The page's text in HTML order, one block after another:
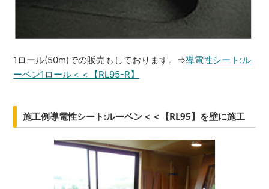
1ロール(50m)での販売もしております。⇒導電性シート:ル
ーベン1ロール＜＜【RL95-R】
施工例導電性シート:ルーベン＜＜【RL95】を壁に施工